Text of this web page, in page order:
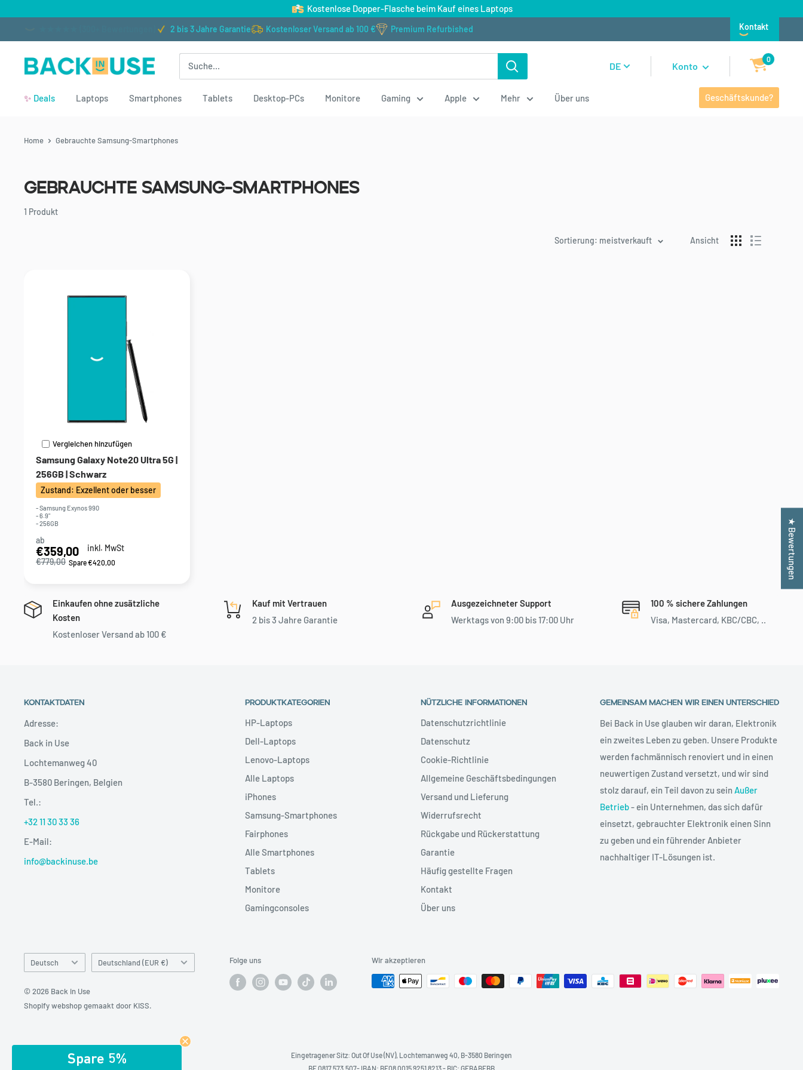
Inhalt
Kostenlose Dopper-Flasche beim Kauf eines Laptops
2 bis 3 Jahre Garantie Kostenloser Versand ab 100 € Premium Refurbished Kontakt
Back
Use
DE Konto
0
✨ Deals Laptops Smartphones Tablets Desktop-PCs Monitore Gaming Apple Mehr Über uns Geschäftskunde?
Home Gebrauchte Samsung-Smartphones
Gebrauchte Samsung-Smartphones
1 Produkt
Sortierung: meistverkauft Ansicht
Vergleichen hinzufügen
Samsung Galaxy Note20 Ultra 5G |
256GB | Schwarz
Zustand: Exzellent oder besser
- Samsung Exynos 990
- 6.9"
- 256GB
ab
Sonderpreis
€359,00
inkl. MwSt
€779,00 Spare €420,00
Einkaufen ohne zusätzliche
Kosten
Kostenloser Versand ab 100 €
Kauf mit Vertrauen
2 bis 3 Jahre Garantie
Ausgezeichneter Support
Werktags von 9:00 bis 17:00 Uhr
100 % sichere Zahlungen
Visa, Mastercard, KBC/CBC, ..
KONTAKTDATEN
Adresse:
Back in Use
Lochtemanweg 40
B-3580 Beringen, Belgien
Tel.:
+32 11 30 33 36
E-Mail:
info@backinuse.be
PRODUKTKATEGORIEN
HP-Laptops
Dell-Laptops
Lenovo-Laptops
Alle Laptops
iPhones
Samsung-Smartphones
Fairphones
Alle Smartphones
Tablets
Monitore
Gamingconsoles
NÜTZLICHE INFORMATIONEN
Datenschutzrichtlinie
Datenschutz
Cookie-Richtlinie
Allgemeine Geschäftsbedingungen
Versand und Lieferung
Widerrufsrecht
Rückgabe und Rückerstattung
Garantie
Häufig gestellte Fragen
Kontakt
Über uns
GEMEINSAM MACHEN WIR EINEN UNTERSCHIED
Bei Back in Use glauben wir daran, Elektronik
ein zweites Leben zu geben. Unsere Produkte
werden fachmännisch renoviert und in einen
neuwertigen Zustand versetzt, und wir sind
stolz darauf, ein Teil davon zu sein Außer
Betrieb- ein Unternehmen, das sich dafür
einsetzt, gebrauchter Elektronik einen Sinn
zu geben und ein führender Anbieter
nachhaltiger IT-Lösungen ist.
Sprache
Deutsch Land/Region
Deutschland (EUR €)
© 2026 Back in Use
Shopify webshop gemaakt door KISS.
Folge uns Wir akzeptieren
Eingetragener Sitz: Out Of Use (NV), Lochtemanweg 40, B-3580 Beringen
★ Bewertungen
Spare 5%